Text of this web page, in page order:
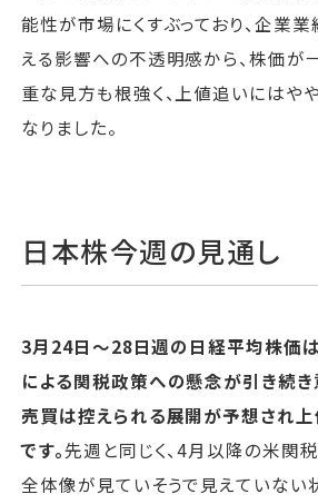
能性が市場にくすぶっており、企業
える影響への不透明感から、株価が
重な見方も根強く、上値追いにはや
なりました。
日本株今週の見通し
3月24日〜28日週の日経平均株価は
による関税政策への懸念が引き続き
売買は控えられる展開が予想され上
です。先週と同じく、4月以降の米関
全体像が見ていそうで見えていない